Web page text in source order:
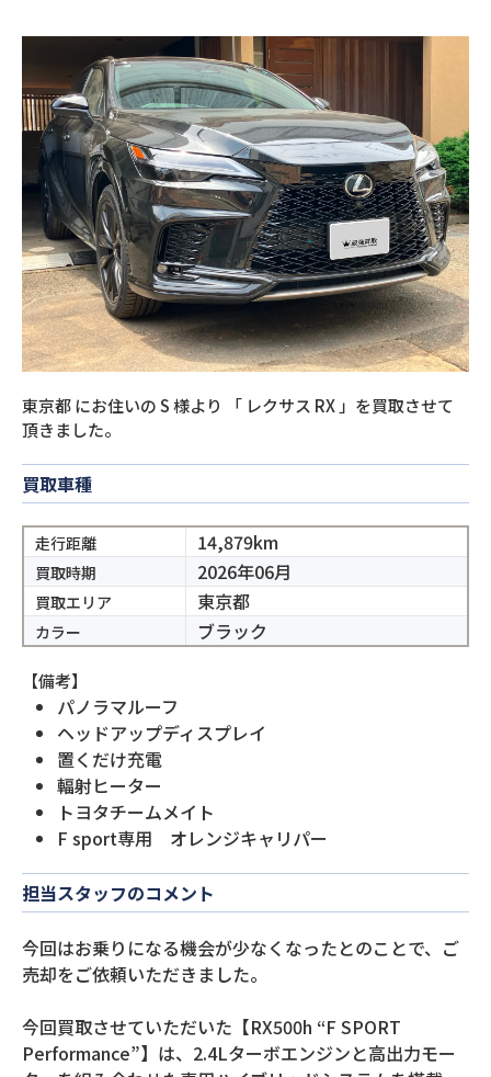
閉じる
東京都にお住いのS様より 「 レクサス RX 」を買取させて
頂きました。
買取車種
走行距離 14,879km
買取時期 2026年06月
買取エリア 東京都
カラー ブラック
【備考】
パノラマルーフ
ヘッドアップディスプレイ
置くだけ充電
輻射ヒーター
トヨタチームメイト
F sport専用 オレンジキャリパー
担当スタッフのコメント
今回はお乗りになる機会が少なくなったとのことで、ご
売却をご依頼いただきました。
今回買取させていただいた【RX500h “F SPORT
Performance”】は、2.4Lターボエンジンと高出力モー